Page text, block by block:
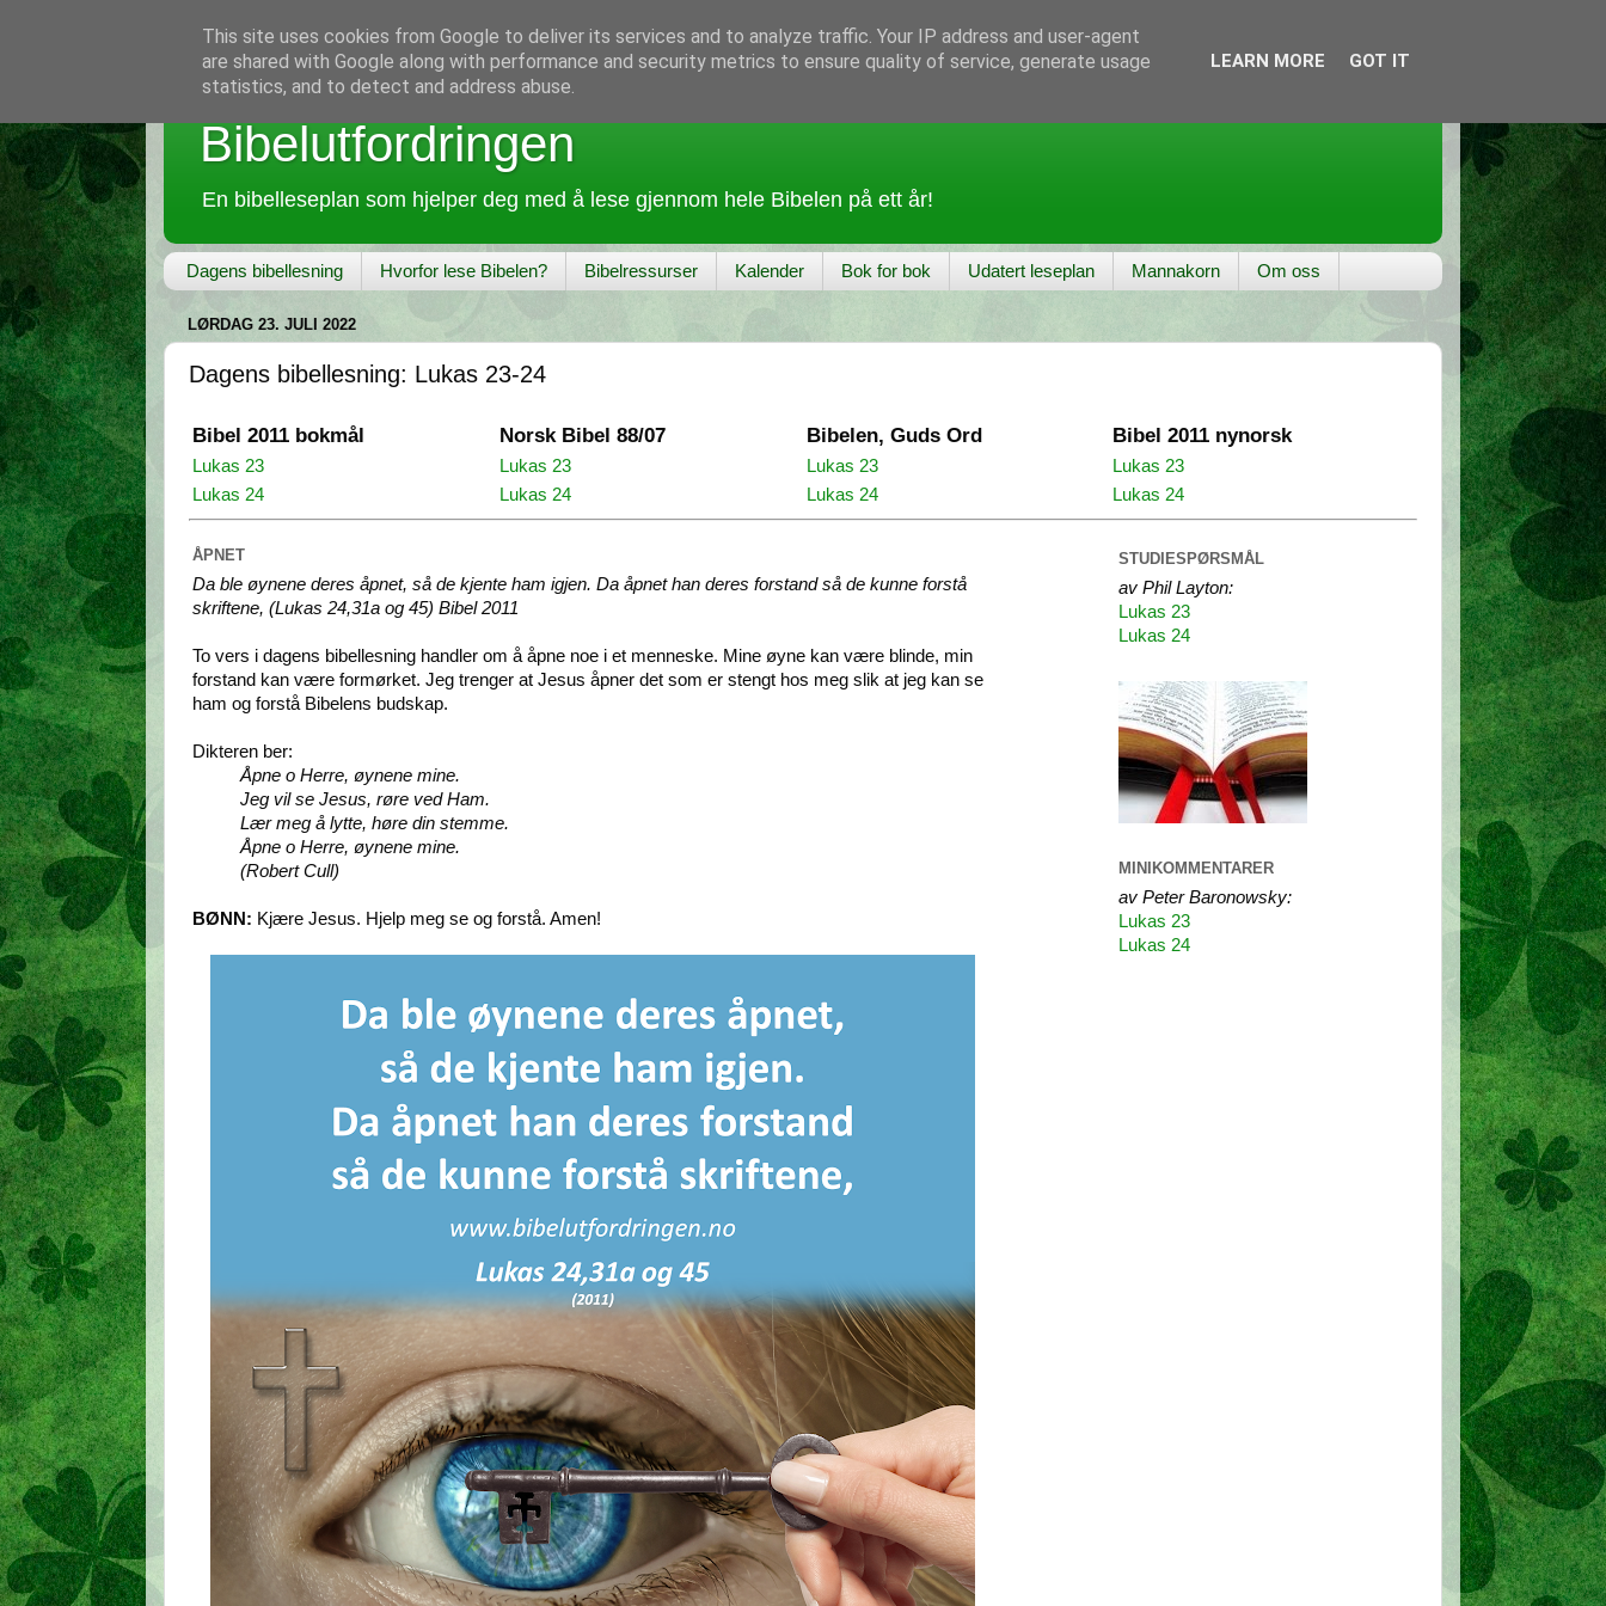
Bibelutfordringen
En bibelleseplan som hjelper deg med å lese gjennom hele Bibelen på ett år!
Dagens bibellesning Hvorfor lese Bibelen? Bibelressurser Kalender Bok for bok Udatert leseplan Mannakorn Om oss
LØRDAG 23. JULI 2022
Dagens bibellesning: Lukas 23-24
Bibel 2011 bokmål Norsk Bibel 88/07 Bibelen, Guds Ord Bibel 2011 nynorsk
Lukas 23 Lukas 23 Lukas 23
Lukas 23
Lukas 24
Lukas 24 Lukas 24 Lukas 24
ÅPNET
Da ble øynene deres åpnet, så de kjente ham igjen. Da åpnet han deres forstand så de kunne forstå
skriftene, (Lukas 24,31a og 45) Bibel 2011
To vers i dagens bibellesning handler om å åpne noe i et menneske. Mine øyne kan være blinde, min
forstand kan være formørket. Jeg trenger at Jesus åpner det som er stengt hos meg slik at jeg kan se
ham og forstå Bibelens budskap.
Dikteren ber:
Åpne o Herre, øynene mine.
Jeg vil se Jesus, røre ved Ham.
Lær meg å lytte, høre din stemme.
Åpne o Herre, øynene mine.
(Robert Cull)
BØNN: Kjære Jesus. Hjelp meg se og forstå. Amen!
STUDIESPØRSMÅL
av Phil Layton:
Lukas 23
Lukas 24
MINIKOMMENTARER
av Peter Baronowsky:
Lukas 23
Lukas 24
This site uses cookies from Google to deliver its services and to analyze traffic. Your IP address and user-agent
are shared with Google along with performance and security metrics to ensure quality of service, generate usage
statistics, and to detect and address abuse.
LEARN MORE GOT IT